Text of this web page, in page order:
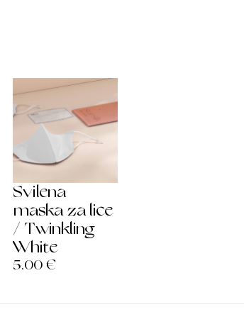
Svilena
maska za lice
/ Twinkling
White
5.00 €